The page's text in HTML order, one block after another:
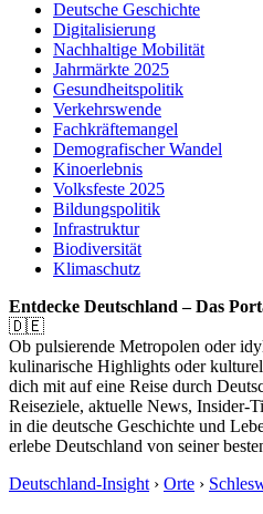
Deutsche Geschichte
Digitalisierung
Nachhaltige Mobilität
Jahrmärkte 2025
Gesundheitspolitik
Verkehrswende
Fachkräftemangel
Demografischer Wandel
Kinoerlebnis
Volksfeste 2025
Bildungspolitik
Infrastruktur
Biodiversität
Klimaschutz
Entdecke Deutschland – Das
🇩🇪
Ob pulsierende Metropolen oder
kulinarische Highlights oder
dich mit auf eine Reise durch
Reiseziele, aktuelle News, Insider-
in die deutsche Geschichte und
erlebe Deutschland von seiner
Deutschland-Insight › Orte ›